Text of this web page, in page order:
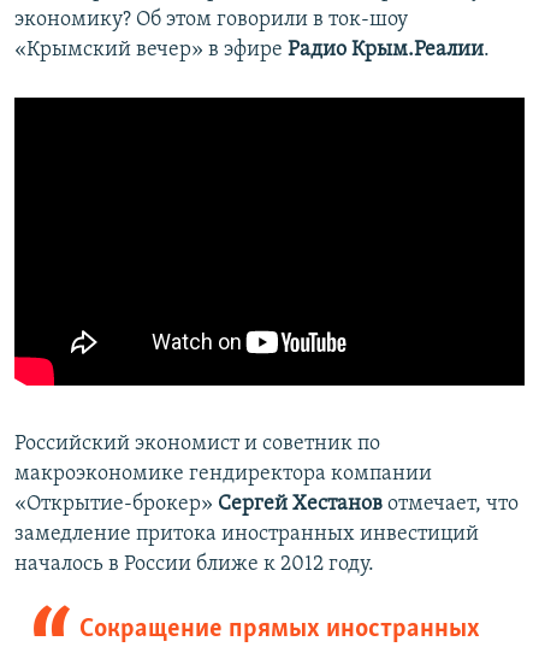
экономику? Об этом говорили в ток-шоу
«Крымский вечер» в эфире Радио Крым.Реалии.
Российский экономист и советник по
макроэкономике гендиректора компании
«Открытие-брокер» Сергей Хестанов отмечает, что
замедление притока иностранных инвестиций
началось в России ближе к 2012 году.
Сокращение прямых иностранных